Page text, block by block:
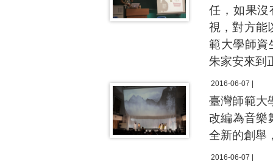
任，如果沒
視，對方能
範大學師資
朱家安來到
2016-06-07 |
臺灣師範大
改編為音樂
全新的創舉
2016-06-07 |